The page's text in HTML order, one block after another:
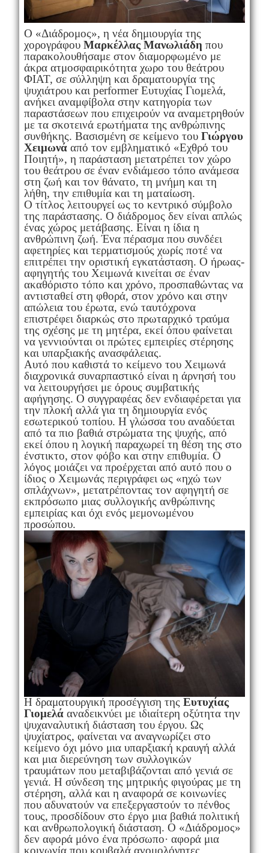
Ο «Διάδρομος», η νέα δημιουργία της
χορογράφουΜαρκέλλας Μανωλιάδη που
παρακολουθήσαμε στον διαμορφωμένο με
άκρα ατμοσφαιρικότητα χωρο του θεάτρου
ΦΙΑΤ, σε σύλληψη και δραματουργία της
ψυχιάτρου και performer Ευτυχίας Γιομελά,
ανήκει αναμφίβολα στην κατηγορία των
παραστάσεων που επιχειρούν να αναμετρηθούν
με τα σκοτεινά ερωτήματα της ανθρώπινης
συνθήκης. Βασισμένη σε κείμενο του Γιώργου
Χειμωνάαπό τον εμβληματικό «Εχθρό του
Ποιητή», η παράσταση μετατρέπει τον χώρο
του θεάτρου σε έναν ενδιάμεσο τόπο ανάμεσα
στη ζωή και τον θάνατο, τη μνήμη και τη
λήθη, την επιθυμία και τη ματαίωση.
Ο τίτλος λειτουργεί ως το κεντρικό σύμβολο
της παράστασης. Ο διάδρομος δεν είναι απλώς
ένας χώρος μετάβασης. Είναι η ίδια η
ανθρώπινη ζωή. Ένα πέρασμα που συνδέει
αφετηρίες και τερματισμούς χωρίς ποτέ να
επιτρέπει την οριστική εγκατάσταση. Ο ήρωας-
αφηγητής του Χειμωνά κινείται σε έναν
ακαθόριστο τόπο και χρόνο, προσπαθώντας να
αντισταθεί στη φθορά, στον χρόνο και στην
απώλεια του έρωτα, ενώ ταυτόχρονα
επιστρέφει διαρκώς στο πρωταρχικό τραύμα
της σχέσης με τη μητέρα, εκεί όπου φαίνεται
να γεννιούνται οι πρώτες εμπειρίες στέρησης
και υπαρξιακής ανασφάλειας.
Αυτό που καθιστά το κείμενο του Χειμωνά
διαχρονικά συναρπαστικό είναι η άρνησή του
να λειτουργήσει με όρους συμβατικής
αφήγησης. Ο συγγραφέας δεν ενδιαφέρεται για
την πλοκή αλλά για τη δημιουργία ενός
εσωτερικού τοπίου. Η γλώσσα του αναδύεται
από τα πιο βαθιά στρώματα της ψυχής, από
εκεί όπου η λογική παραχωρεί τη θέση της στο
ένστικτο, στον φόβο και στην επιθυμία. Ο
λόγος μοιάζει να προέρχεται από αυτό που ο
ίδιος ο Χειμωνάς περιγράφει ως «ηχώ των
σπλάχνων», μετατρέποντας τον αφηγητή σε
εκπρόσωπο μιας συλλογικής ανθρώπινης
εμπειρίας και όχι ενός μεμονωμένου
προσώπου.
Η δραματουργική προσέγγιση της Ευτυχίας
Γιομελάαναδεικνύει με ιδιαίτερη οξύτητα την
ψυχαναλυτική διάσταση του έργου. Ως
ψυχίατρος, φαίνεται να αναγνωρίζει στο
κείμενο όχι μόνο μια υπαρξιακή κραυγή αλλά
και μια διερεύνηση των συλλογικών
τραυμάτων που μεταβιβάζονται από γενιά σε
γενιά. Η σύνδεση της μητρικής φιγούρας με τη
στέρηση, αλλά και η αναφορά σε κοινωνίες
που αδυνατούν να επεξεργαστούν το πένθος
τους, προσδίδουν στο έργο μια βαθιά πολιτική
και ανθρωπολογική διάσταση. Ο «Διάδρομος»
δεν αφορά μόνο ένα πρόσωπο· αφορά μια
κοινωνία που κουβαλά ανομολόγητες